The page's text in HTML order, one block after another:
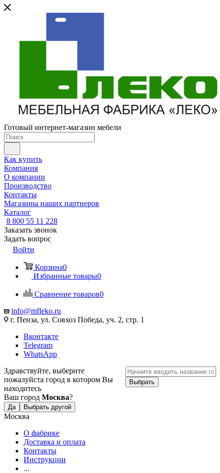
Готовый интернет-магазин мебели
Как купить
Компания
О компании
Производство
Контакты
Магазины наших партнеров
Каталог
8 800 55 11 228
Заказать звонок
Задать вопрос
Войти
Корзина0
Избранные товары0
Сравнение товаров0
info@mfleko.ru
г. Пенза, ул. Совхоз Победа, уч. 2, стр. 1
Вконтакте
Telegram
WhatsApp
Здравствуйте, выберите
пожалуйста город в котором Вы
находитесь
Ваш город Москва?
Да Выбрать другой
Выбрать
Москва
О фабрике
Доставка и оплата
Контакты
Инструкции
...